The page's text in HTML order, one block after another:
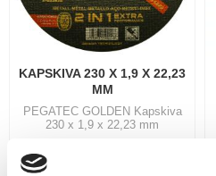
KAPSKIVA 230 X 1,9 X 22,23
MM
PEGATEC GOLDEN Kapskiva
230 x 1,9 x 22,23 mm